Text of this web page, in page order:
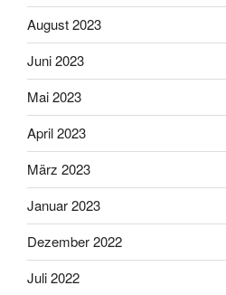
August 2023
Juni 2023
Mai 2023
April 2023
März 2023
Januar 2023
Dezember 2022
Juli 2022